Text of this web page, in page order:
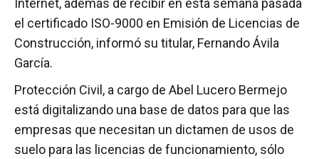
Internet, además de recibir en esta semana pasada
el certificado ISO-9000 en Emisión de Licencias de
Construcción, informó su titular, Fernando Ávila
García.
Protección Civil, a cargo de Abel Lucero Bermejo
está digitalizando una base de datos para que las
empresas que necesitan un dictamen de usos de
suelo para las licencias de funcionamiento, sólo